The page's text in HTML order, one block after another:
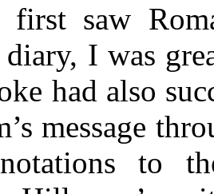
saw
diary, I was
had also
message
to